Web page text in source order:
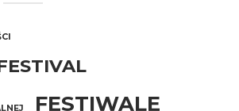
FESTIWALE